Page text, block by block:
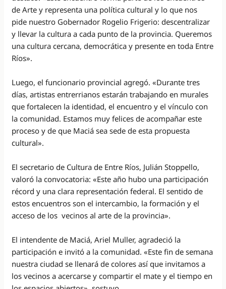
de Arte y representa una política cultural y lo que nos
pide nuestro Gobernador Rogelio Frigerio: descentralizar
y llevar la cultura a cada punto de la provincia. Queremos
una cultura cercana, democrática y presente en toda Entre
Ríos».
Luego, el funcionario provincial agregó. «Durante tres
días, artistas entrerrianos estarán trabajando en murales
que fortalecen la identidad, el encuentro y el vínculo con
la comunidad. Estamos muy felices de acompañar este
proceso y de que Maciá sea sede de esta propuesta
cultural».
El secretario de Cultura de Entre Ríos, Julián Stoppello,
valoró la convocatoria: «Este año hubo una participación
récord y una clara representación federal. El sentido de
estos encuentros son el intercambio, la formación y el
acceso de los vecinos al arte de la provincia».
El intendente de Maciá, Ariel Muller, agradeció la
participación e invitó a la comunidad. «Este fin de semana
nuestra ciudad se llenará de colores así que invitamos a
los vecinos a acercarse y compartir el mate y el tiempo en